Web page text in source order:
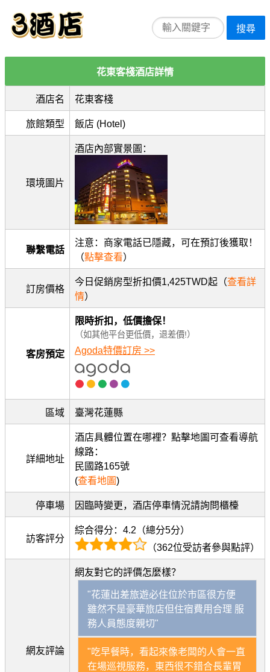
搜尋
花東客棧酒店詳情
酒店名 花東客棧
旅館類型 飯店 (Hotel)
環境圖片
酒店內部實景圖：
聯繫電話
注意：商家電話已隱藏，可在預訂後獲取！
（點擊查看）
訂房價格
今日促銷房型折扣價1,425TWD起（查看詳
情）
客房預定
限時折扣，低價擔保！
（如其他平台更低價，退差價!）
Agoda特價訂房 >>
區域 臺灣花蓮縣
詳細地址
酒店具體位置在哪裡？點擊地圖可查看導航
線路：
民國路165號
(查看地圖)
停車場 因臨時變更，酒店停車情況請詢問櫃檯
訪客評分
綜合得分：4.2（總分5分）
（362位受訪者參與點評）
網友評論
網友對它的評價怎麼樣？
"花蓮出差旅遊必住位於市區很方便
雖然不是豪華旅店但住宿費用合理 服
務人員態度親切"
"吃早餐時，看起來像老闆的人會一直
在場巡視服務，東西很不錯合長輩胃